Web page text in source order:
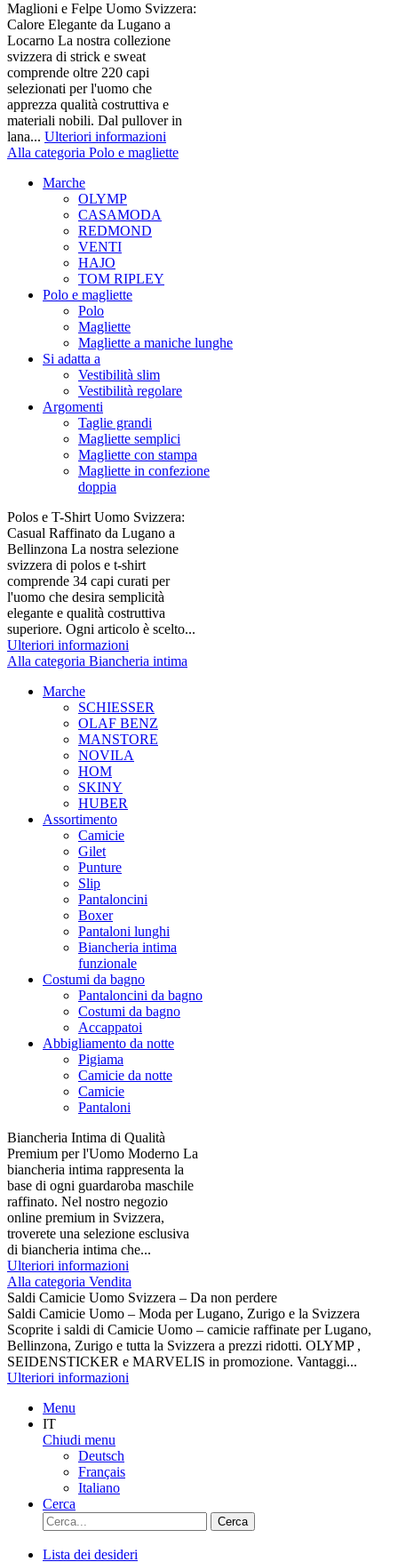
Maglioni e Felpe Uomo Svizzera:
Calore Elegante da Lugano a
Locarno La nostra collezione
svizzera di strick e sweat
comprende oltre 220 capi
selezionati per l'uomo che
apprezza qualità costruttiva e
materiali nobili. Dal pullover in
lana... Ulteriori informazioni
Alla categoria Polo e magliette
Marche
OLYMP
CASAMODA
REDMOND
VENTI
HAJO
TOM RIPLEY
Polo e magliette
Polo
Magliette
Magliette a maniche lunghe
Si adatta a
Vestibilità slim
Vestibilità regolare
Argomenti
Taglie grandi
Magliette semplici
Magliette con stampa
Magliette in confezione
doppia
Polos e T-Shirt Uomo Svizzera:
Casual Raffinato da Lugano a
Bellinzona La nostra selezione
svizzera di polos e t-shirt
comprende 34 capi curati per
l'uomo che desira semplicità
elegante e qualità costruttiva
superiore. Ogni articolo è scelto...
Ulteriori informazioni
Alla categoria Biancheria intima
Marche
SCHIESSER
OLAF BENZ
MANSTORE
NOVILA
HOM
SKINY
HUBER
Assortimento
Camicie
Gilet
Punture
Slip
Pantaloncini
Boxer
Pantaloni lunghi
Biancheria intima
funzionale
Costumi da bagno
Pantaloncini da bagno
Costumi da bagno
Accappatoi
Abbigliamento da notte
Pigiama
Camicie da notte
Camicie
Pantaloni
Biancheria Intima di Qualità
Premium per l'Uomo Moderno La
biancheria intima rappresenta la
base di ogni guardaroba maschile
raffinato. Nel nostro negozio
online premium in Svizzera,
troverete una selezione esclusiva
di biancheria intima che...
Ulteriori informazioni
Alla categoria Vendita
Saldi Camicie Uomo Svizzera – Da non perdere
Saldi Camicie Uomo – Moda per Lugano, Zurigo e la Svizzera
Scoprite i saldi di Camicie Uomo – camicie raffinate per Lugano,
Bellinzona, Zurigo e tutta la Svizzera a prezzi ridotti. OLYMP ,
SEIDENSTICKER e MARVELIS in promozione. Vantaggi...
Ulteriori informazioni
Menu
IT
Chiudi menu
Deutsch
Français
Italiano
Cerca
Cerca
Lista dei desideri